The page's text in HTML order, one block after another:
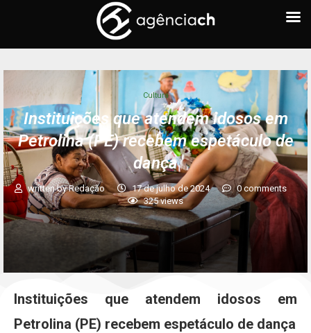
Cultura
Instituições que atendem idosos em
Petrolina (PE) recebem espetáculo de
dança
written byRedação 17 de julho de 2024
0 comments
325views
Instituições que atendem idosos em
Petrolina (PE) recebem espetáculo de dança